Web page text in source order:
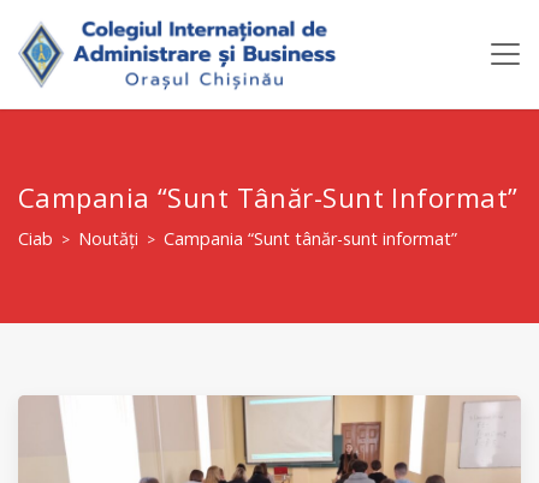
Campania “Sunt Tânăr-Sunt Informat”
Ciab > Noutăți > Campania “Sunt tânăr-sunt informat”